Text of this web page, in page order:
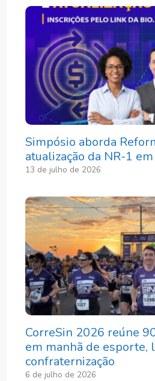
Simpósio aborda
atualização da NR-1
13 de julho de 2026
CorreSin 2026 reúne
em manhã de esporte,
confraternização
6 de julho de 2026